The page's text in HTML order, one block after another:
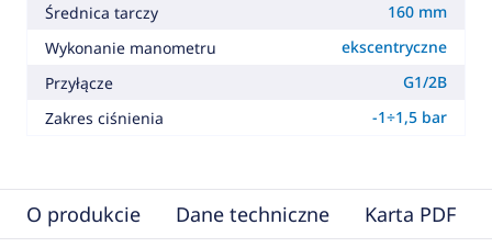
Średnica tarczy
160 mm
Wykonanie manometru
ekscentryczne
Przyłącze
G1/2B
Zakres ciśnienia
-1÷1,5 bar
O produkcie Dane techniczne Karta PDF